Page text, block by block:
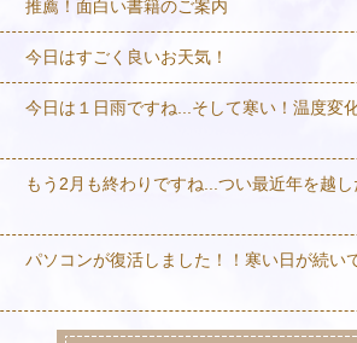
推薦！面白い書籍のご案内
今日はすごく良いお天気！
今日は１日雨ですね...そして寒い！温度変
もう2月も終わりですね...つい最近年を越
パソコンが復活しました！！寒い日が続い